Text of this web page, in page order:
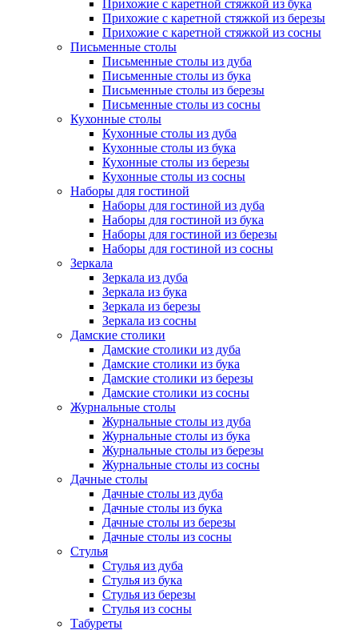
Прихожие с каретной стяжкой из бука
Прихожие с каретной стяжкой из березы
Прихожие с каретной стяжкой из сосны
Письменные столы
Письменные столы из дуба
Письменные столы из бука
Письменные столы из березы
Письменные столы из сосны
Кухонные столы
Кухонные столы из дуба
Кухонные столы из бука
Кухонные столы из березы
Кухонные столы из сосны
Наборы для гостиной
Наборы для гостиной из дуба
Наборы для гостиной из бука
Наборы для гостиной из березы
Наборы для гостиной из сосны
Зеркала
Зеркала из дуба
Зеркала из бука
Зеркала из березы
Зеркала из сосны
Дамские столики
Дамские столики из дуба
Дамские столики из бука
Дамские столики из березы
Дамские столики из сосны
Журнальные столы
Журнальные столы из дуба
Журнальные столы из бука
Журнальные столы из березы
Журнальные столы из сосны
Дачные столы
Дачные столы из дуба
Дачные столы из бука
Дачные столы из березы
Дачные столы из сосны
Стулья
Стулья из дуба
Стулья из бука
Стулья из березы
Стулья из сосны
Табуреты